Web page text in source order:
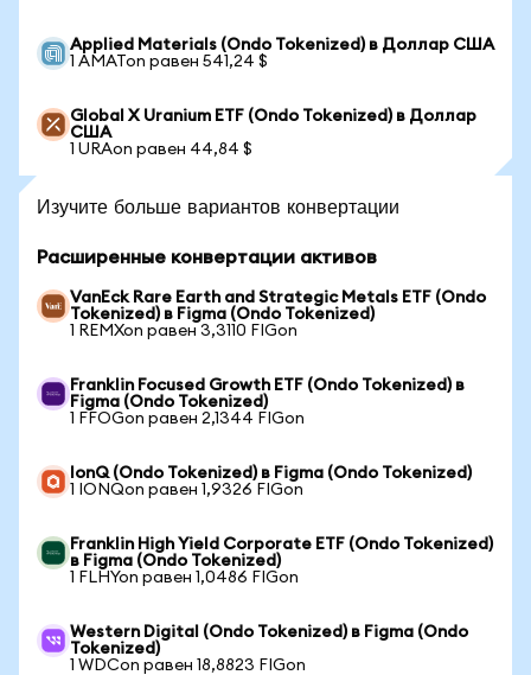
Applied Materials (Ondo Tokenized) в Доллар США
1 AMATon равен 541,24 $
Global X Uranium ETF (Ondo Tokenized) в Доллар
США
1 URAon равен 44,84 $
Изучите больше вариантов конвертации
Расширенные конвертации активов
VanEck Rare Earth and Strategic Metals ETF (Ondo
Tokenized) в Figma (Ondo Tokenized)
1 REMXon равен 3,3110 FIGon
Franklin Focused Growth ETF (Ondo Tokenized) в
Figma (Ondo Tokenized)
1 FFOGon равен 2,1344 FIGon
IonQ (Ondo Tokenized) в Figma (Ondo Tokenized)
1 IONQon равен 1,9326 FIGon
Franklin High Yield Corporate ETF (Ondo Tokenized)
в Figma (Ondo Tokenized)
1 FLHYon равен 1,0486 FIGon
Western Digital (Ondo Tokenized) в Figma (Ondo
Tokenized)
1 WDCon равен 18,8823 FIGon